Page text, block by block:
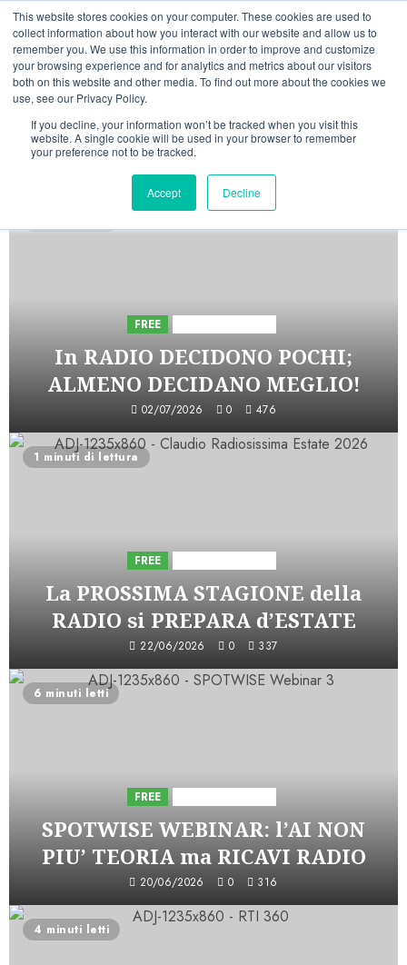
This website stores cookies on your computer. These cookies are used to
collect information about how you interact with our website and allow us to
remember you. We use this information in order to improve and customize
your browsing experience and for analytics and metrics about our visitors
both on this website and other media. To find out more about the cookies we
use, see our Privacy Policy.
If you decline, your information won’t be tracked when you visit this
website. A single cookie will be used in your browser to remember
your preference not to be tracked.
Accept Decline
Vai
contenuto
09/08/202604:06:22
LinkedinFacebook
X TelegramWhatsappMastodon
INIZIATIVE ASTORRI
FREE
In RADIO DECIDONO POCHI;
ALMENO DECIDANO MEGLIO!
02/07/2026 0 476
1 minuti di lettura
FREE
La PROSSIMA STAGIONE della
RADIO si PREPARA d’ESTATE
22/06/2026 0 337
6 minuti letti
FREE
SPOTWISE WEBINAR: l’AI NON
PIU’ TEORIA ma RICAVI RADIO
20/06/2026 0 316
4 minuti letti